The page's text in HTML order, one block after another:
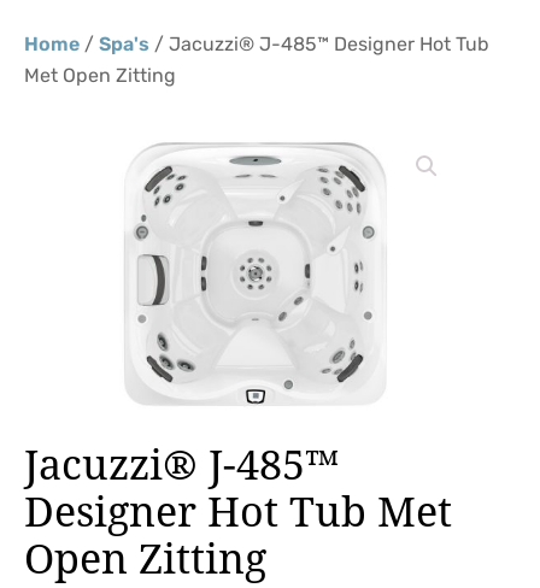
Home / Spa's / Jacuzzi® J-485™ Designer Hot Tub
Met Open Zitting
Jacuzzi® J-485™
Designer Hot Tub Met
Open Zitting